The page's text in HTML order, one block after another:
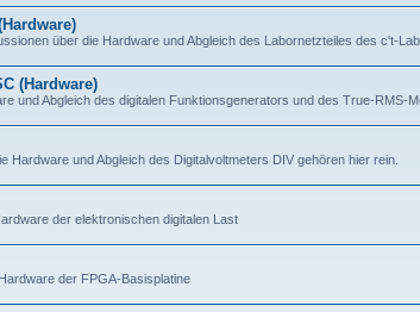
über die Hardware und Abgleich des Labornetzteiles des c't-Lab
(Hardware)
und Abgleich des digitalen Funktionsgenerators und des True-RMS-
Hardware und Abgleich des Digitalvoltmeters DIV gehören hier rein.
der elektronischen digitalen Last
der FPGA-Basisplatine